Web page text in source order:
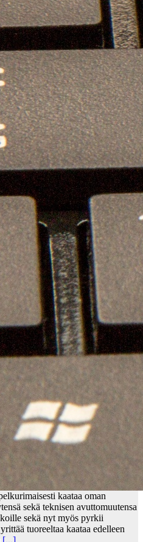
kaataa oman
sekä teknisen avuttomuutensa
sekä nyt myös pyrkii
tuoreeltaa kaataa edelleen
[...]